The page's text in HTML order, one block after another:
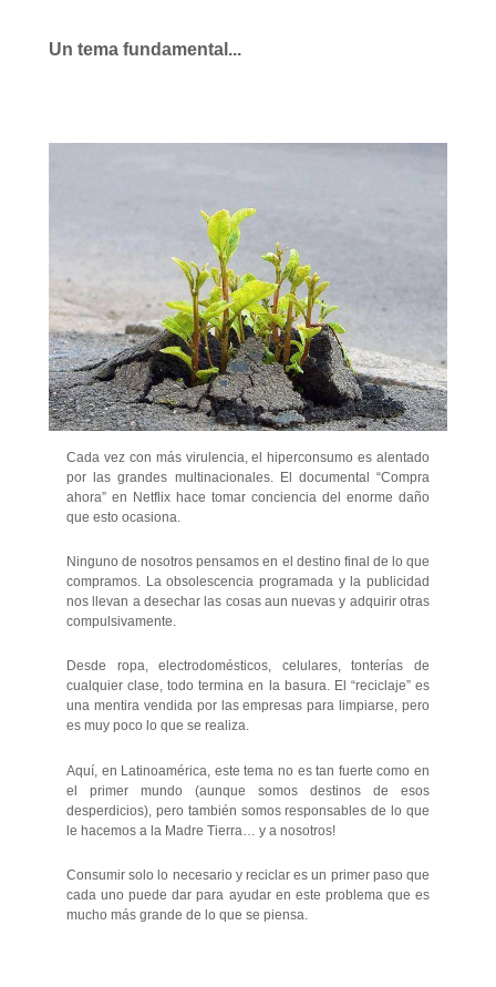
Un tema fundamental...
Cada vez con más virulencia, el hiperconsumo es alentado
por las grandes multinacionales. El documental “Compra
ahora” en Netflix hace tomar conciencia del enorme daño
que esto ocasiona.
Ninguno de nosotros pensamos en el destino final de lo que
compramos. La obsolescencia programada y la publicidad
nos llevan a desechar las cosas aun nuevas y adquirir otras
compulsivamente.
Desde ropa, electrodomésticos, celulares, tonterías de
cualquier clase, todo termina en la basura. El “reciclaje” es
una mentira vendida por las empresas para limpiarse, pero
es muy poco lo que se realiza.
Aquí, en Latinoamérica, este tema no es tan fuerte como en
el primer mundo (aunque somos destinos de esos
desperdicios), pero también somos responsables de lo que
le hacemos a la Madre Tierra… y a nosotros!
Consumir solo lo necesario y reciclar es un primer paso que
cada uno puede dar para ayudar en este problema que es
mucho más grande de lo que se piensa.